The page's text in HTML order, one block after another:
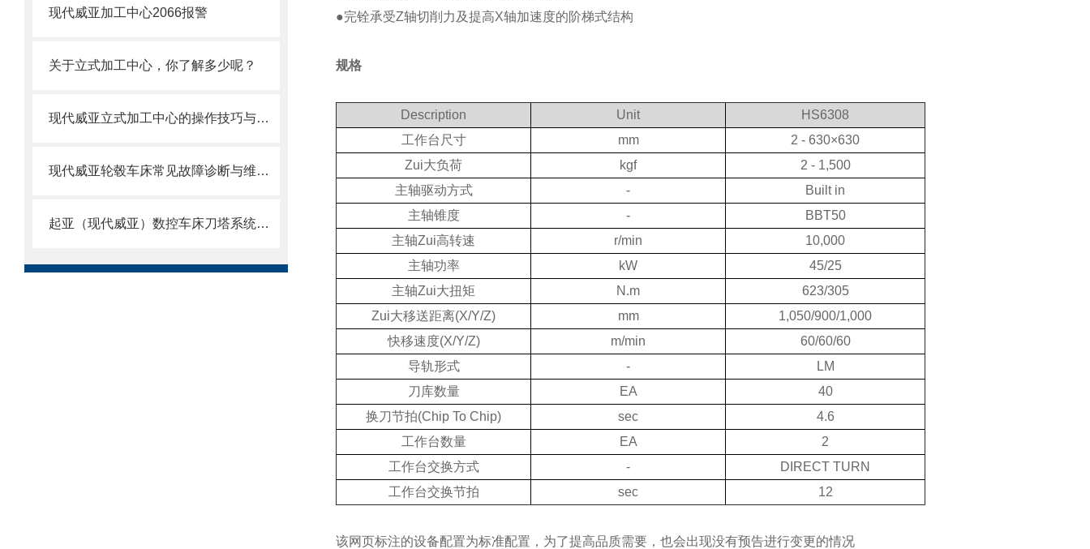
现代威亚加工中心2066报警
关于立式加工中心，你了解多少呢？
现代威亚立式加工中心的操作技巧与注意事项
现代威亚轮毂车床常见故障诊断与维修方法
起亚（现代威亚）数控车床刀塔系统故障与原点调试技术研究
●完铨承受Z轴切削力及提高X轴加速度的阶梯式结构
规格
Description Unit
HS6308
工作台尺寸
mm
2 - 630×630
Zui大负荷
kgf
2 - 1,500
主轴驱动方式
-
Built in
主轴锥度
-
BBT50
主轴Zui高转速
r/min
10,000
主轴功率
kW
45/25
主轴Zui大扭矩
N.m
623/305
Zui大移送距离(X/Y/Z)
mm
1,050/900/1,000
快移速度(X/Y/Z)
m/min
60/60/60
导轨形式
-
LM
刀库数量
EA
40
换刀节拍(Chip To Chip)
sec
4.6
工作台数量
EA
2
工作台交换方式
-
DIRECT TURN
工作台交换节拍
sec 12
该网页标注的设备配置为标准配置，为了提高品质需要，也会出现没有预告进行变更的情况